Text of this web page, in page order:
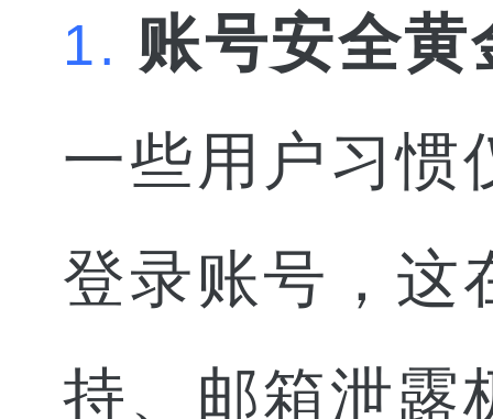
1. 账号安全
一些用户习惯
登录账号，这
持、邮箱泄露